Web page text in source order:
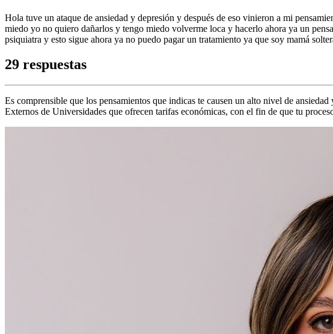
Hola tuve un ataque de ansiedad y depresión y después de eso vinieron a mi
miedo yo no quiero dañarlos y tengo miedo volverme loca y hacerlo ahora ya un
psiquiatra y esto sigue ahora ya no puedo pagar un tratamiento ya que soy mamá
29 respuestas
Es comprensible que los pensamientos que indicas te causen un alto nivel de
Externos de Universidades que ofrecen tarifas económicas, con el fin de que tu